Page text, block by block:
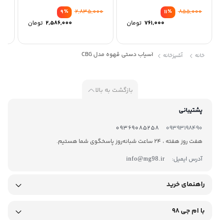
٪11
855,000
761,000 تومان
٪9
2,835,000
2,586,000 تومان
خانه آشپزخانه آسیاب دستی قهوه مدل CBG
بازگشت به بالا
پشتیبانی
09393198490
09369085258
هفت روز هفته ، 24 ساعت شبانه‌روز پاسخگوی شما هستیم.
آدرس ایمیل:
info@mg98.ir
راهنمای خرید
با ام جی 98